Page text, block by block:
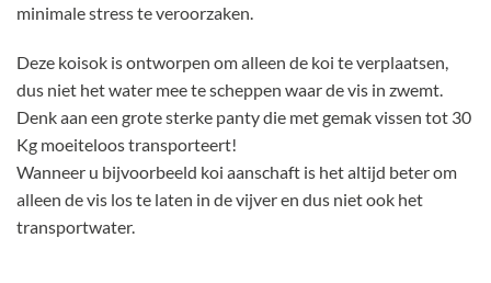
minimale stress te veroorzaken.
Deze koisok is ontworpen om alleen de koi te verplaatsen,
dus niet het water mee te scheppen waar de vis in zwemt.
Denk aan een grote sterke panty die met gemak vissen tot 30
Kg moeiteloos transporteert!
Wanneer u bijvoorbeeld koi aanschaft is het altijd beter om
alleen de vis los te laten in de vijver en dus niet ook het
transportwater.